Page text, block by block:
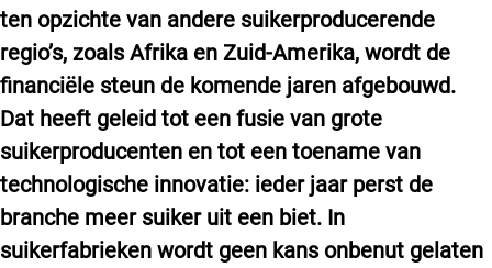
ten opzichte van andere suikerproducerende
regio’s, zoals Afrika en Zuid-Amerika, wordt de
financiële steun de komende jaren afgebouwd.
Dat heeft geleid tot een fusie van grote
suikerproducenten en tot een toename van
technologische innovatie: ieder jaar perst de
branche meer suiker uit een biet. In
suikerfabrieken wordt geen kans onbenut gelaten